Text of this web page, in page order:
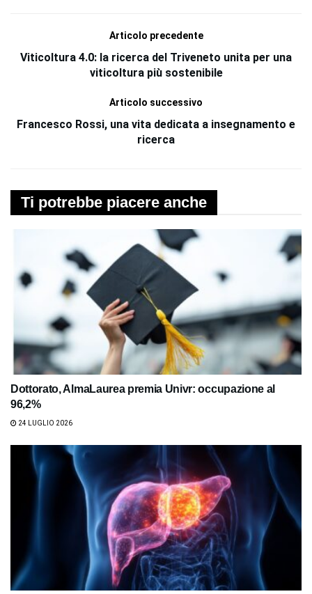
Articolo precedente
Viticoltura 4.0: la ricerca del Triveneto unita per una
viticoltura più sostenibile
Articolo successivo
Francesco Rossi, una vita dedicata a insegnamento e
ricerca
Ti potrebbe piacere anche
Dottorato, AlmaLaurea premia Univr: occupazione al
96,2%
24 LUGLIO 2026